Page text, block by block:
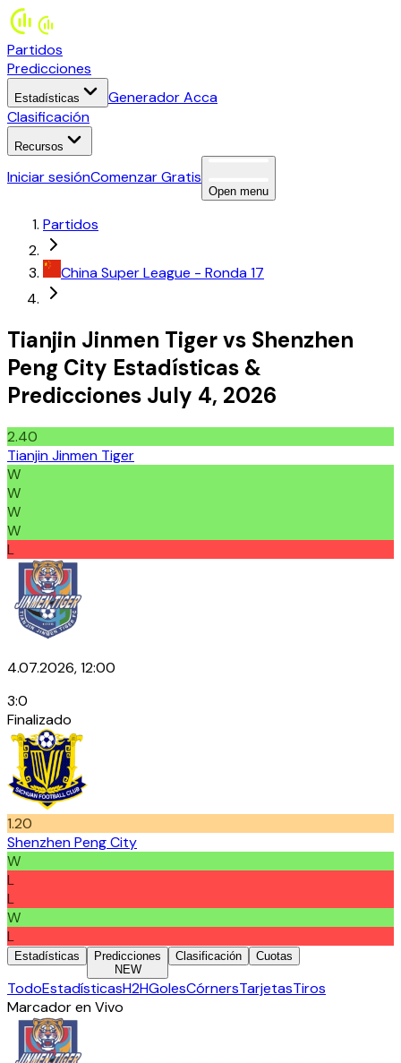
Partidos
Predicciones
Estadísticas
Generador Acca
Clasificación
Recursos
Iniciar sesiónComenzar Gratis
Open menu
Partidos
ChinaSuper League - Ronda 17
Tianjin Jinmen Tigervs Shenzhen
Peng City Estadísticas &
Predicciones July 4, 2026
2.40
Tianjin Jinmen Tiger
W
W
W
W
L
4.07.2026, 12:00
3:0
Finalizado
1.20
Shenzhen Peng City
W
L
L
W
L
Estadísticas
Predicciones
NEW
Clasificación Cuotas
TodoEstadísticasH2HGolesCórnersTarjetasTiros
Marcador en Vivo